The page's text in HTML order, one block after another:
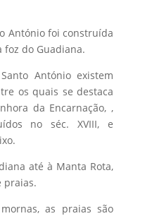
António foi construída
foz do Guadiana.
António existem
os quais se destaca
da Encarnação, ,
no séc. XVIII, e
até à Manta Rota,
praias.
as praias são